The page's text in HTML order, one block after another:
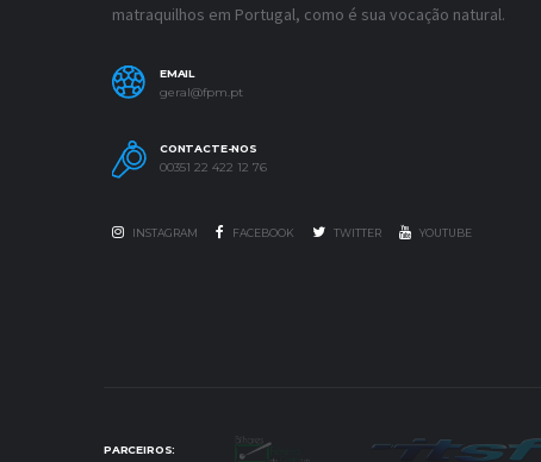
matraquilhos em Portugal, como é sua vocação natural.
EMAIL
geral@fpm.pt
CONTACTE-NOS
00351 22 422 12 76
INSTAGRAM FACEBOOK TWITTER YOUTUBE
PARCEIROS: